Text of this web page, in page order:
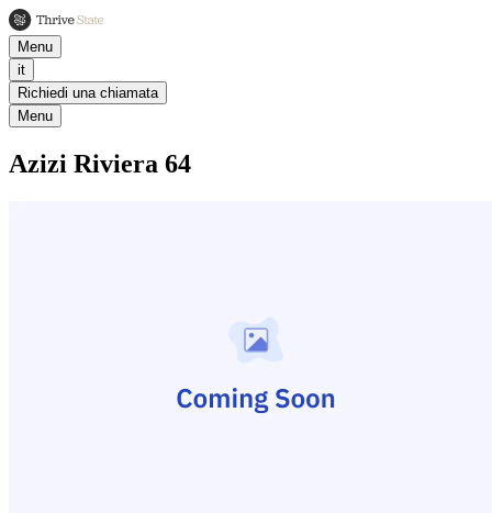
Menu
it
Richiedi una chiamata
Menu
Azizi Riviera 64